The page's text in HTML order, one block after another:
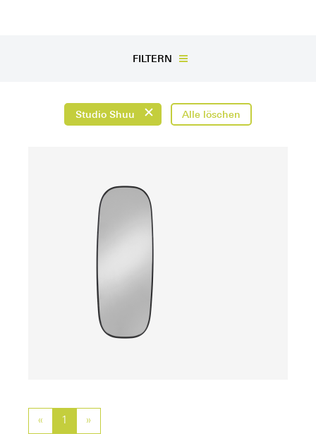
FILTERN
Studio Shuu Alle löschen
Preis auf Anfrage
« Previous
1 »